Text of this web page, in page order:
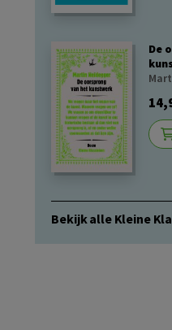
De
Bekijk alle Kleine